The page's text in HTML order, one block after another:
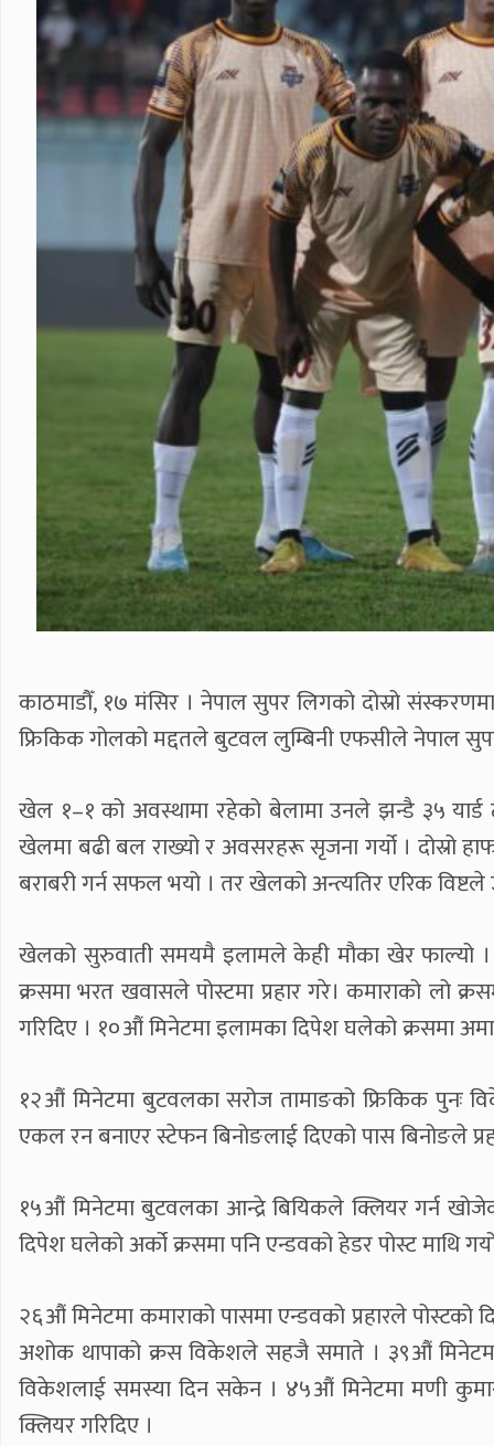
काठमाडौँ, १७ मंसिर । नेपाल सुपर लिगको दोस्रो
फ्रिकिक गोलको मद्दतले बुटवल लुम्बिनी एफसीले नेपाल
खेल १–१ को अवस्थामा रहेको बेलामा उनले झन्डै ३५ यार्ड
खेलमा बढी बल राख्यो र अवसरहरू सृजना गर्यो । दोस्रो
बराबरी गर्न सफल भयो । तर खेलको अन्त्यतिर एरिक विष्टले
खेलको सुरुवाती समयमै इलामले केही मौका खेर फाल्यो ।
क्रसमा भरत खवासले पोस्टमा प्रहार गरे। कमाराको लो
गरिदिए । १०औं मिनेटमा इलामका दिपेश घलेको क्रसमा
१२औं मिनेटमा बुटवलका सरोज तामाङको फ्रिकिक पुनः
एकल रन बनाएर स्टेफन बिनोङलाई दिएको पास बिनोङले
१५औं मिनेटमा बुटवलका आन्द्रे बियिकले क्लियर गर्न
दिपेश घलेको अर्को क्रसमा पनि एन्डवको हेडर पोस्ट माथि
२६औं मिनेटमा कमाराको पासमा एन्डवको प्रहारले
अशोक थापाको क्रस विकेशले सहजै समाते । ३९औं मिनेटमा
विकेशलाई समस्या दिन सकेन । ४५औं मिनेटमा मणी
क्लियर गरिदिए ।